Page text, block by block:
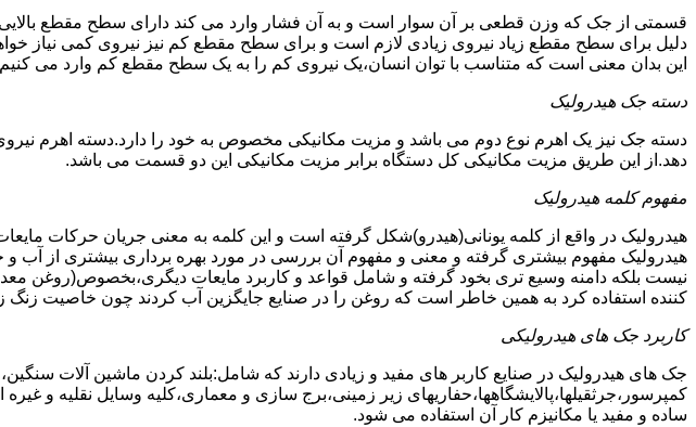
قسمتی از جک که وزن قطعی بر آن سوار است و به آن فشار وارد می کند دارای سطح مقطع
دلیل برای سطح مقطع زیاد نیروی زیادی لازم است و برای سطح مقطع کم نیز نیروی کمی نیاز
این بدان معنی است که متناسب با توان انسان،یک نیروی کم را به یک سطح مقطع کم وارد می
دسته جک هیدرولیک
دسته جک نیز یک اهرم نوع دوم می باشد و مزیت مکانیکی مخصوص به خود را دارد.دسته اهرم
دهد.از این طریق مزیت مکانیکی کل دستگاه برابر مزیت مکانیکی این دو قسمت می باشد.
مفهوم کلمه هیدرولیک
هیدرولیک در واقع از کلمه یونانی(هیدرو)شکل گرفته است و این کلمه به معنی جریان حرکات
هیدرولیک مفهوم بیشتری گرفته و معنی و مفهوم آن بررسی در مورد بهره برداری بیشتری از
نیست بلکه دامنه وسیع تری بخود گرفته و شامل قواعد و کاربرد مایعات دیگری،بخصوص(روغن
کننده استفاده کرد به همین خاطر است که روغن را در صنایع جایگزین آب کردند چون خاصیت زنگ
کاربرد جک های هیدرولیکی
جک های هیدرولیک در صنایع کاربر های مفید و زیادی دارند که شامل:بلند کردن ماشین آلات
کمپرسور،جرثقیلها،پالایشگاهها،حفاریهای زیر زمینی،برج سازی و معماری،کلیه وسایل نقلیه و غیره
ساده و مفید یا مکانیزم کار آن استفاده می شود.